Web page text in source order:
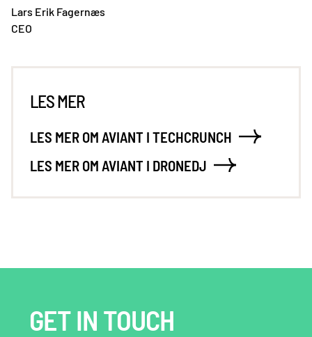
Lars Erik Fagernæs
CEO
LES MER
LES MER OM AVIANT I TECHCRUNCH
LES MER OM AVIANT I DRONEDJ
GET IN TOUCH